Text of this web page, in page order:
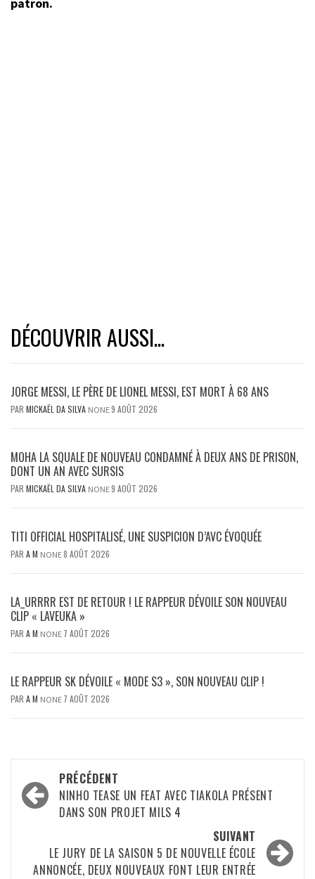
DÉCOUVRIR AUSSI...
JORGE MESSI, LE PÈRE DE LIONEL MESSI, EST MORT À 68 ANS
PAR MICKAËL DA SILVA NONE9 AOÛT 2026
MOHA LA SQUALE DE NOUVEAU CONDAMNÉ À DEUX ANS DE PRISON,
DONT UN AN AVEC SURSIS
PAR MICKAËL DA SILVA NONE9 AOÛT 2026
TITI OFFICIAL HOSPITALISÉ, UNE SUSPICION D’AVC ÉVOQUÉE
PAR A M NONE8 AOÛT 2026
LA_URRRR EST DE RETOUR ! LE RAPPEUR DÉVOILE SON NOUVEAU
CLIP « LAVEUKA »
PAR A M NONE 7 AOÛT 2026
LE RAPPEUR SK DÉVOILE « MODE S3 », SON NOUVEAU CLIP !
PAR A M NONE 7 AOÛT 2026
Navigation
d’article
PRÉCÉDENT
NINHO TEASE UN FEAT AVEC TIAKOLA PRÉSENT
DANS SON PROJET MILS 4
SUIVANT
LE JURY DE LA SAISON 5 DE NOUVELLE ÉCOLE
ANNONCÉE, DEUX NOUVEAUX FONT LEUR ENTRÉE